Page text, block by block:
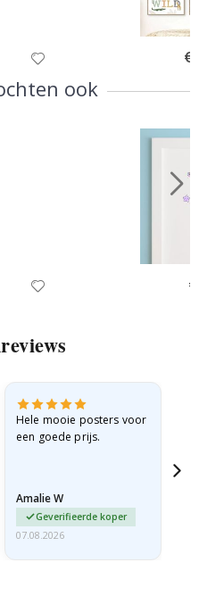
ook
Hele mooie posters voor
een goede prijs.
Amalie W
Geverifieerde koper
07.08.2026